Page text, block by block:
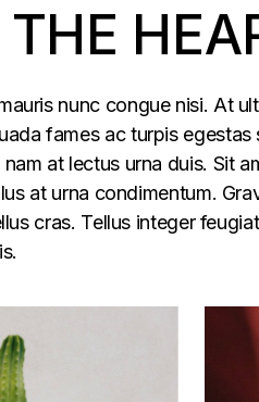
nunc congue nisi. At
fames ac turpis
at lectus urna duis. Sit
at urna condimentum.
cras. Tellus integer